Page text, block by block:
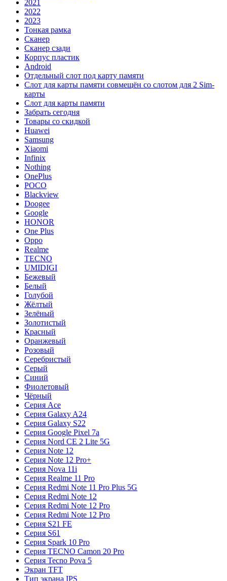
2021
2022
2023
Тонкая рамка
Сканер
Сканер сзади
Корпус пластик
Android
Отдельный слот под карту памяти
Слот для карты памяти совмещён со слотом для 2 Sim-
карты
Слот для карты памяти
Забрать сегодня
Товары со скидкой
Huawei
Samsung
Xiaomi
Infinix
Nothing
OnePlus
POCO
Blackview
Doogee
Google
HONOR
One Plus
Oppo
Realme
TECNO
UMIDIGI
Бежевый
Белый
Голубой
Жёлтый
Зелёный
Золотистый
Красный
Оранжевый
Розовый
Серебристый
Серый
Синий
Фиолетовый
Чёрный
Серия Ace
Серия Galaxy A24
Серия Galaxy S22
Серия Google Pixel 7a
Серия Nord CE 2 Lite 5G
Серия Note 12
Серия Note 12 Pro+
Серия Nova 11i
Серия Realme 11 Pro
Серия Redmi Note 11 Pro Plus 5G
Серия Redmi Note 12
Серия Redmi Note 12 Pro
Серия Redmi Note 12 Pro
Серия S21 FE
Серия S61
Серия Spark 10 Pro
Серия TECNO Camon 20 Pro
Серия Tecno Pova 5
Экран TFT
Тип экрана IPS